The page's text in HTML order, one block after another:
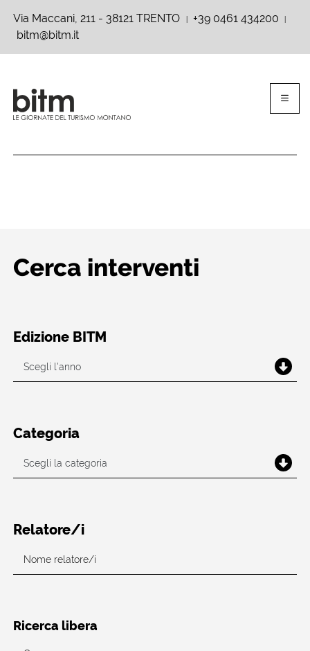
Via Maccani, 211 - 38121 TRENTO +39 0461 434200
bitm@bitm.it
Cerca interventi
Edizione BITM
Categoria
Relatore/i
Ricerca libera